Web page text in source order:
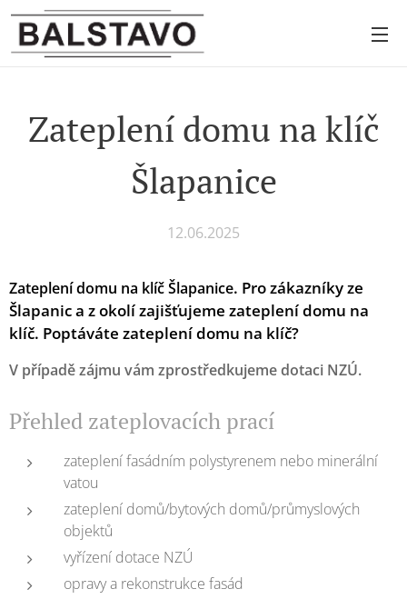
Zateplení domu na klíč
Šlapanice
12.06.2025
Zateplení domu na klíč Šlapanice. Pro zákazníky ze
Šlapanic a z okolí zajišťujeme zateplení domu na
klíč. Poptáváte zateplení domu na klíč?
V případě zájmu vám zprostředkujeme dotaci NZÚ.
Přehled zateplovacích prací
zateplení fasádním polystyrenem nebo minerální
vatou
zateplení domů/bytových domů/průmyslových
objektů
vyřízení dotace NZÚ
opravy a rekonstrukce fasád